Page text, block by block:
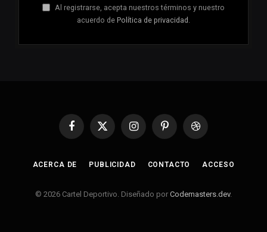
Al registrarse, acepta nuestros términos y nuestro
acuerdo de Política de privacidad
Facebook
X
InstagramPinterestDribbble
ACERCA DE PUBLICIDAD CONTACTO ACCESO
© 2026 Cartel Deportivo. Diseñado por Codemasters.dev.